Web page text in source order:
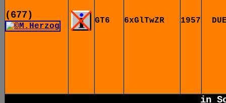
(677) GT6 6xGlTwZR 1957
in